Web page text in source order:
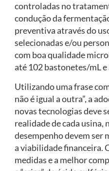
controladas no
condução da
preventiva através do
selecionadas e/ou
com boa qualidade
até 102 bastonetes/mL e
Utilizando uma frase
não é igual a outra”, a
novas tecnologias deve
realidade de cada usina,
desempenho devem ser
a viabilidade financeira.
medidas e a melhor